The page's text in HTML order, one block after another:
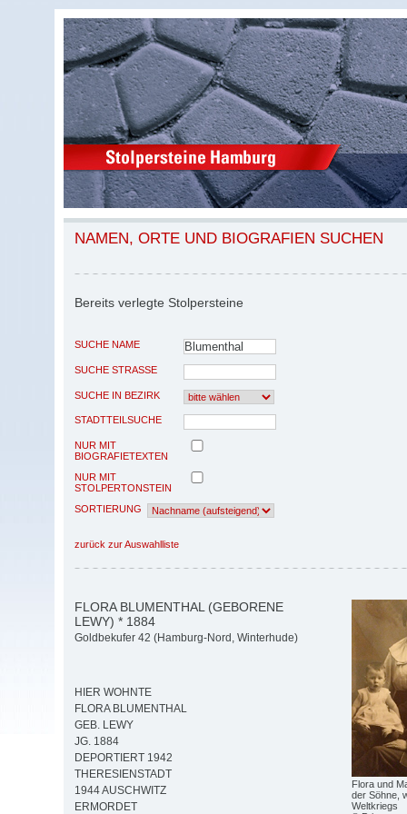
NAMEN, ORTE UND BIOGRAFIEN SUCHEN
Bereits verlegte Stolpersteine
SUCHE NAME
SUCHE STRASSE
SUCHE IN BEZIRK
STADTTEILSUCHE
NUR MIT
BIOGRAFIETEXTEN
NUR MIT
STOLPERTONSTEIN
SORTIERUNG
zurück zur Auswahlliste
Flora und
der Söhne,
Weltkriegs
FLORA BLUMENTHAL (GEBORENE
LEWY) * 1884
Goldbekufer 42 (Hamburg-Nord, Winterhude)
HIER WOHNTE
FLORA BLUMENTHAL
GEB. LEWY
JG. 1884
DEPORTIERT 1942
THERESIENSTADT
1944 AUSCHWITZ
ERMORDET